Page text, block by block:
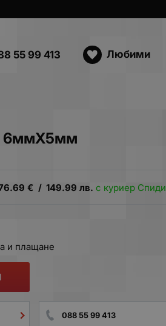
55 99 413 Любими
6ммХ5мм
€ / 149.99 лв. с куриер Спиди
и плащане
088 55 99 413